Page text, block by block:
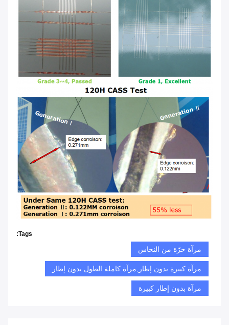
Tags:
مرآة حرّة من النحاس
مرآة كبيرة بدون إطار,مرآة كاملة الطول بدون إطار
مرآة بدون إطار كبيرة